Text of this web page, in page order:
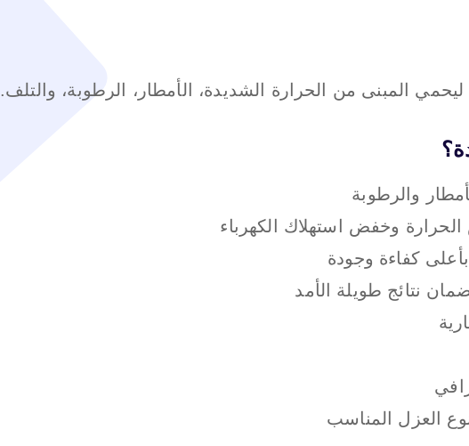
المبنى من الحرارة الشديدة، الأمطار، الرطوبة، والتلف.
والرطوبة
وخفض استهلاك الكهرباء
كفاءة وجودة
نتائج طويلة الأمد
العزل المناسب